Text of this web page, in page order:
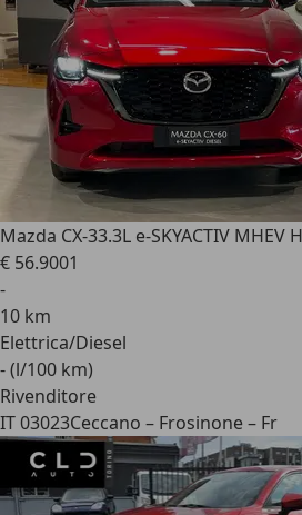
Mazda CX-33.3L e-SKYACTIV
€ 56.9001
-
10 km
Elettrica/Diesel
- (l/100 km)
Rivenditore
IT 03023Ceccano – Frosinone – Fr